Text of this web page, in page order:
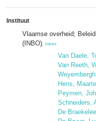
Instituut
Vlaamse overheid;
(INBO) meer
Van Daele,
Van Reeth,
Hens,
Peymen,
Schneiders,
De